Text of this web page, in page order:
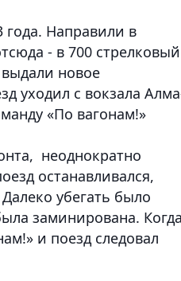
Направили в
- в 700 стрелковый
новое
уходил с вокзала
«По вагонам!»
неоднократно
останавливался,
убегать было
заминирована.
и поезд следовал